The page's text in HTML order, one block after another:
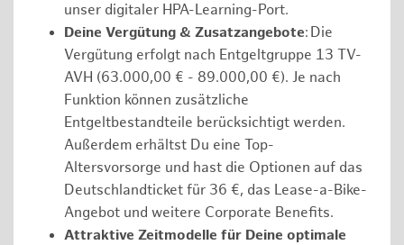
unser digitaler HPA-Learning-Port.
Deine Vergütung & Zusatzangebote: Die
Vergütung erfolgt nach Entgeltgruppe 13 TV-
AVH (63.000,00 € - 89.000,00 €). Je nach
Funktion können zusätzliche
Entgeltbestandteile berücksichtigt werden.
Außerdem erhältst Du eine Top-
Altersvorsorge und hast die Optionen auf das
Deutschlandticket für 36 €, das Lease-a-Bike-
Angebot und weitere Corporate Benefits.
Attraktive Zeitmodelle für Deine optimale